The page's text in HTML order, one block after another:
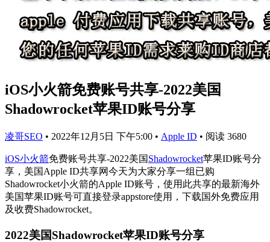
iOS小火箭免费账号共享-2022美国
Shadowrocket苹果ID账号分享
凌哥SEO • 2022年12月5日 下午5:00 • Apple ID • 阅读 3680
iOS小火箭免费账号共享-2022美国Shadowrocket苹果ID账号分
享，美国Apple ID共享网今天为大家分享一组已购
Shadowrocket小火箭的Apple ID账号，使用此共享的最新海外
美国苹果ID账号可直接登录appstore使用，下载国外免费应用
及收费Shadowrocket。
2022美国Shadowrocket苹果ID账号分享